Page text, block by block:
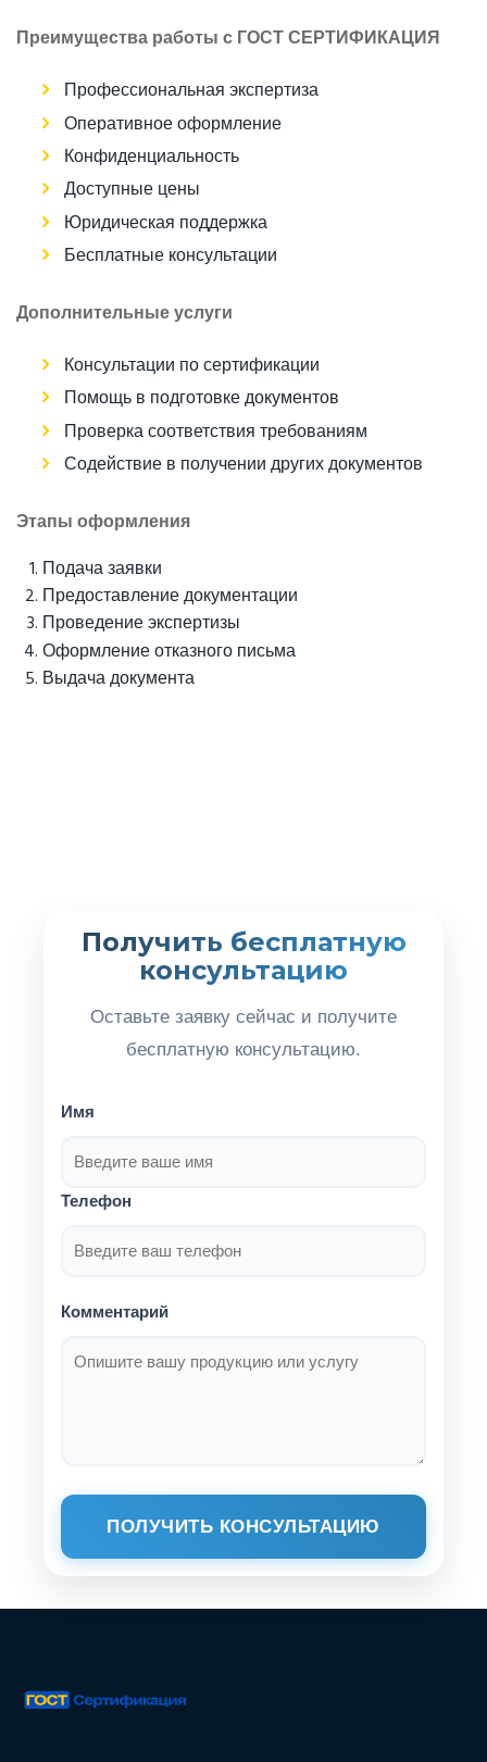
Преимущества работы с ГОСТ СЕРТИФИКАЦИЯ
Профессиональная экспертиза
Оперативное оформление
Конфиденциальность
Доступные цены
Юридическая поддержка
Бесплатные консультации
Дополнительные услуги
Консультации по сертификации
Помощь в подготовке документов
Проверка соответствия требованиям
Содействие в получении других документов
Этапы оформления
Подача заявки
Предоставление документации
Проведение экспертизы
Оформление отказного письма
Выдача документа
Получить бесплатную
консультацию
Оставьте заявку сейчас и получите
бесплатную консультацию.
Имя
Телефон
Комментарий
ПОЛУЧИТЬ КОНСУЛЬТАЦИЮ